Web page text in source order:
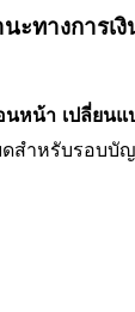
ะทางการเ
นหน้า เปลี่ยนแ
ดสำหรับรอบบั